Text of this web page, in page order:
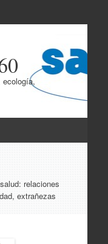
relaciones
extrañezas